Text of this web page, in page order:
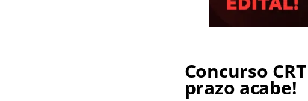
Concurso
prazo acabe!